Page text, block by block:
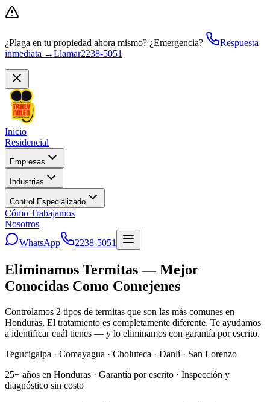
¿Plaga en tu propiedad ahora mismo? ¿Emergencia?
Respuesta
inmediata →Llamar2238-5051
Inicio
Residencial
Empresas
Industrias
Control Especializado
Cómo Trabajamos
Nosotros
WhatsApp
2238-5051
Eliminamos Termitas — Mejor
Conocidas Como Comejenes
Controlamos 2 tipos de termitas que son las más comunes en
Honduras. El tratamiento es completamente diferente. Te ayudamos
a identificar cuál tienes — y lo eliminamos con garantía por escrito.
Tegucigalpa · Comayagua · Choluteca · Danlí · San Lorenzo
25+ años en Honduras · Garantía por escrito · Inspección y
diagnóstico sin costo